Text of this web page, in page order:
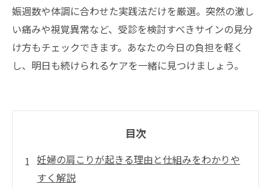
娠週数や体調に合わせた実践法だけを厳選。突然の激し
い痛みや視覚異常など、受診を検討すべきサインの見分
け方もチェックできます。あなたの今日の負担を軽く
し、明日も続けられるケアを一緒に見つけましょう。
目次
妊婦の肩こりが起きる理由と仕組みをわかりや
すく解説